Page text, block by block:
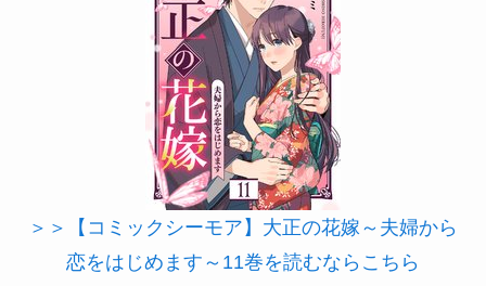
＞＞【コミックシーモア】大正の花嫁～夫婦から
恋をはじめます～11巻を読むならこちら